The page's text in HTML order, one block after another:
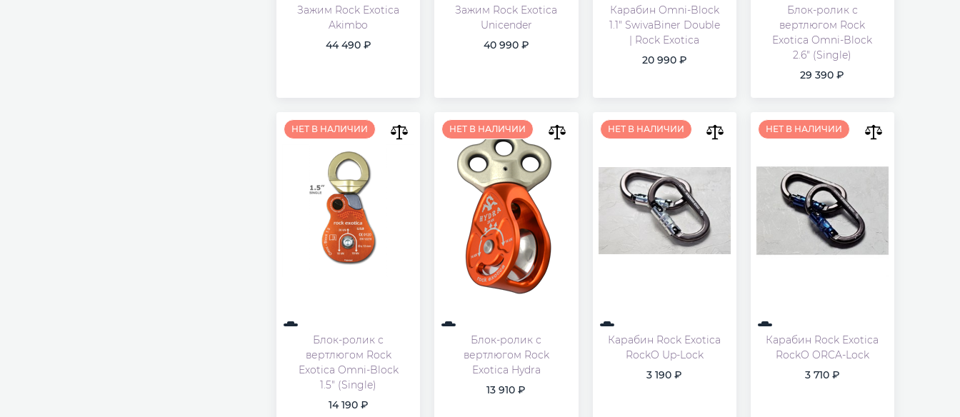
Зажим Rock Exotica
Akimbo
44 490
Зажим Rock Exotica
Unicender
40 990
Карабин Omni-Block
1.1" SwivaBiner Double
| Rock Exotica
20 990
Блок-ролик с
вертлюгом Rock
Exotica Omni-Block
2.6" (Single)
29 390
НЕТ В НАЛИЧИИ
Блок-ролик с
вертлюгом Rock
Exotica Omni-Block
1.5" (Single)
14 190
НЕТ В НАЛИЧИИ
Блок-ролик с
вертлюгом Rock
Exotica Hydra
13 910
НЕТ В НАЛИЧИИ
Карабин Rock Exotica
RockO Up-Lock
3 190
НЕТ В НАЛИЧИИ
Карабин Rock Exotica
RockO ORCA-Lock
3 710